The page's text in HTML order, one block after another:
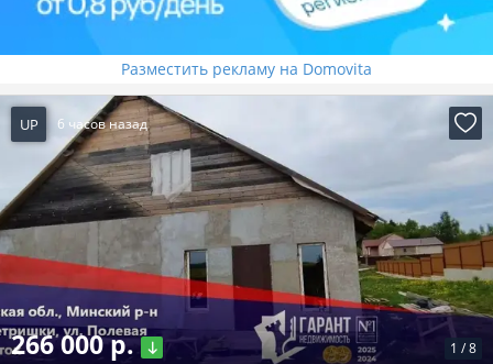
Разместить рекламу на Domovita
UP 6 часов назад
1 /8
266 000 р.